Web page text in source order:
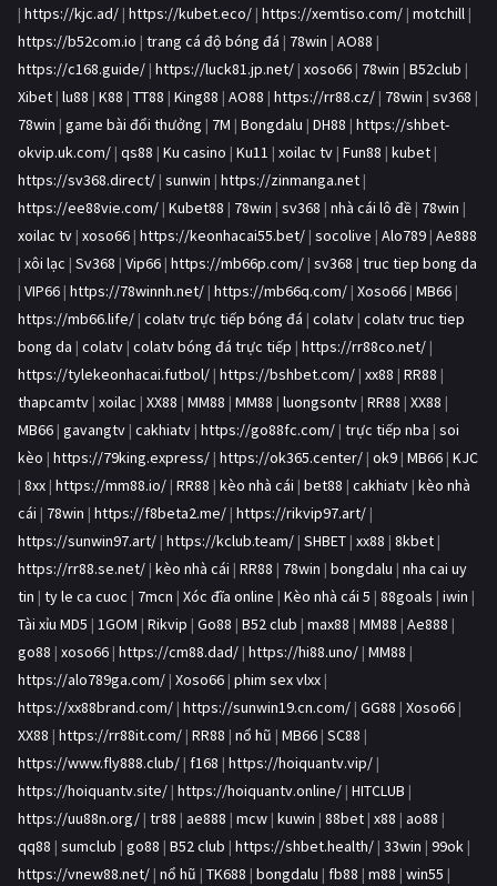
| https://kjc.ad/ | https://kubet.eco/ | https://xemtiso.com/ | motchill |
https://b52com.io | trang cá độ bóng đá | 78win | AO88 |
https://c168.guide/ | https://luck81.jp.net/ | xoso66 | 78win | B52club |
Xibet | lu88 | K88 | TT88 | King88 | AO88 | https://rr88.cz/ | 78win | sv368 |
78win | game bài đổi thưởng | 7M | Bongdalu | DH88 | https://shbet-
okvip.uk.com/ | qs88 | Ku casino | Ku11 | xoilac tv | Fun88 | kubet |
https://sv368.direct/ | sunwin | https://zinmanga.net |
https://ee88vie.com/ | Kubet88 | 78win | sv368 | nhà cái lô đề | 78win |
xoilac tv | xoso66 | https://keonhacai55.bet/ | socolive | Alo789 | Ae888
| xôi lạc | Sv368 | Vip66 | https://mb66p.com/ | sv368 | truc tiep bong da
| VIP66 | https://78winnh.net/ | https://mb66q.com/ | Xoso66 | MB66 |
https://mb66.life/ | colatv trực tiếp bóng đá | colatv | colatv truc tiep
bong da | colatv | colatv bóng đá trực tiếp | https://rr88co.net/ |
https://tylekeonhacai.futbol/ | https://bshbet.com/ | xx88 | RR88 |
thapcamtv | xoilac | XX88 | MM88 | MM88 | luongsontv | RR88 | XX88 |
MB66 | gavangtv | cakhiatv | https://go88fc.com/ | trực tiếp nba | soi
kèo | https://79king.express/ | https://ok365.center/ | ok9 | MB66 | KJC
| 8xx | https://mm88.io/ | RR88 | kèo nhà cái | bet88 | cakhiatv | kèo nhà
cái | 78win | https://f8beta2.me/ | https://rikvip97.art/ |
https://sunwin97.art/ | https://kclub.team/ | SHBET | xx88 | 8kbet |
https://rr88.se.net/ | kèo nhà cái | RR88 | 78win | bongdalu | nha cai uy
tin | ty le ca cuoc | 7mcn | Xóc đĩa online | Kèo nhà cái 5 | 88goals | iwin |
Tài xỉu MD5 | 1GOM | Rikvip | Go88 | B52 club | max88 | MM88 | Ae888 |
go88 | xoso66 | https://cm88.dad/ | https://hi88.uno/ | MM88 |
https://alo789ga.com/ | Xoso66 | phim sex vlxx |
https://xx88brand.com/ | https://sunwin19.cn.com/ | GG88 | Xoso66 |
XX88 | https://rr88it.com/ | RR88 | nổ hũ | MB66 | SC88 |
https://www.fly888.club/ | f168 | https://hoiquantv.vip/ |
https://hoiquantv.site/ | https://hoiquantv.online/ | HITCLUB |
https://uu88n.org/ | tr88 | ae888 | mcw | kuwin | 88bet | x88 | ao88 |
qq88 | sumclub | go88 | B52 club | https://shbet.health/ | 33win | 99ok |
https://vnew88.net/ | nổ hũ | TK688 | bongdalu | fb88 | m88 | win55 |